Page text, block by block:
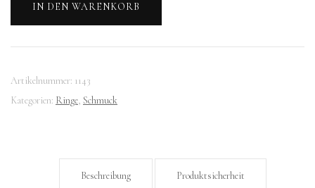
Perlen
Menge
IN DEN WARENKORB
Artikelnummer: 1143
Kategorien: Ringe, Schmuck
Beschreibung Produktsicherheit